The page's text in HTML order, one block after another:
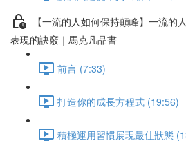
【一流的人如何保持顛峰】一流的
表現的訣竅｜馬克凡品書
前言 (7:33)
打造你的成長方程式 (19:56)
積極運用習慣展現最佳狀態